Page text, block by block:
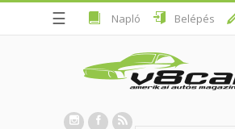
☰ Napló Belépés